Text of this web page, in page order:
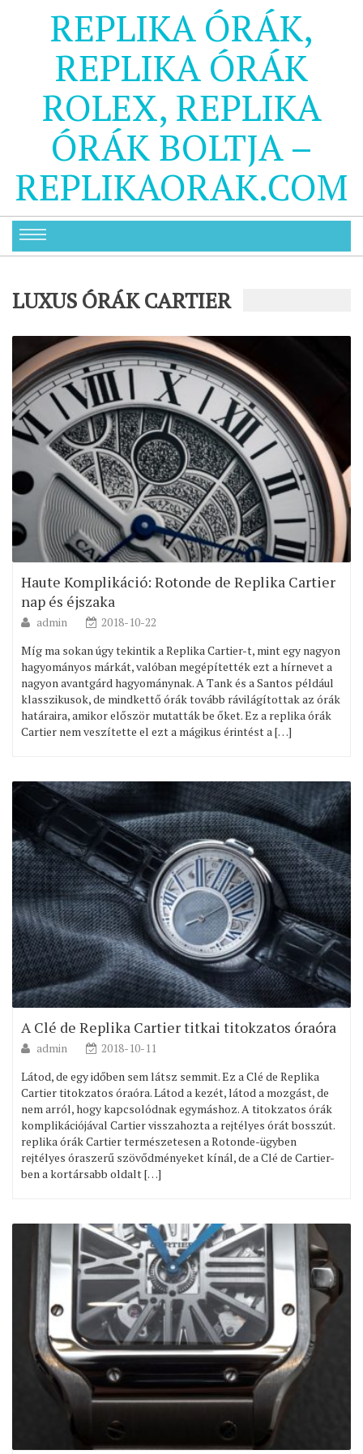
REPLIKA ÓRÁK,
REPLIKA ÓRÁK
ROLEX, REPLIKA
ÓRÁK BOLTJA –
REPLIKAORAK.COM
LUXUS ÓRÁK CARTIER
Haute Komplikáció: Rotonde de Replika Cartier
nap és éjszaka
admin
2018-10-22
Míg ma sokan úgy tekintik a Replika Cartier-t, mint egy nagyon
hagyományos márkát, valóban megépítették ezt a hírnevet a
nagyon avantgárd hagyománynak. A Tank és a Santos például
klasszikusok, de mindkettő órák tovább rávilágítottak az órák
határaira, amikor először mutatták be őket. Ez a replika órák
Cartier nem veszítette el ezt a mágikus érintést a […]
A Clé de Replika Cartier titkai titokzatos óraóra
admin
2018-10-11
Látod, de egy időben sem látsz semmit. Ez a Clé de Replika
Cartier titokzatos óraóra. Látod a kezét, látod a mozgást, de
nem arról, hogy kapcsolódnak egymáshoz. A titokzatos órák
komplikációjával Cartier visszahozta a rejtélyes órát bosszút.
replika órák Cartier természetesen a Rotonde-ügyben
rejtélyes óraszerű szövődményeket kínál, de a Clé de Cartier-
ben a kortársabb oldalt […]